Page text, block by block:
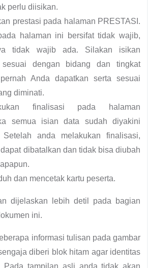
perlu diisikan.
prestasi pada halaman PRESTASI.
halaman ini bersifat tidak wajib,
tidak wajib ada. Silakan isikan
dengan bidang dan tingkat
Anda dapatkan serta sesuai
diminati.
finalisasi pada halaman
semua isian data sudah diyakini
Setelah anda melakukan finalisasi,
dibatalkan dan tidak bisa diubah
dan mencetak kartu peserta.
dijelaskan lebih detil pada bagian
ini.
informasi tulisan pada gambar
diberi blok hitam agar identitas